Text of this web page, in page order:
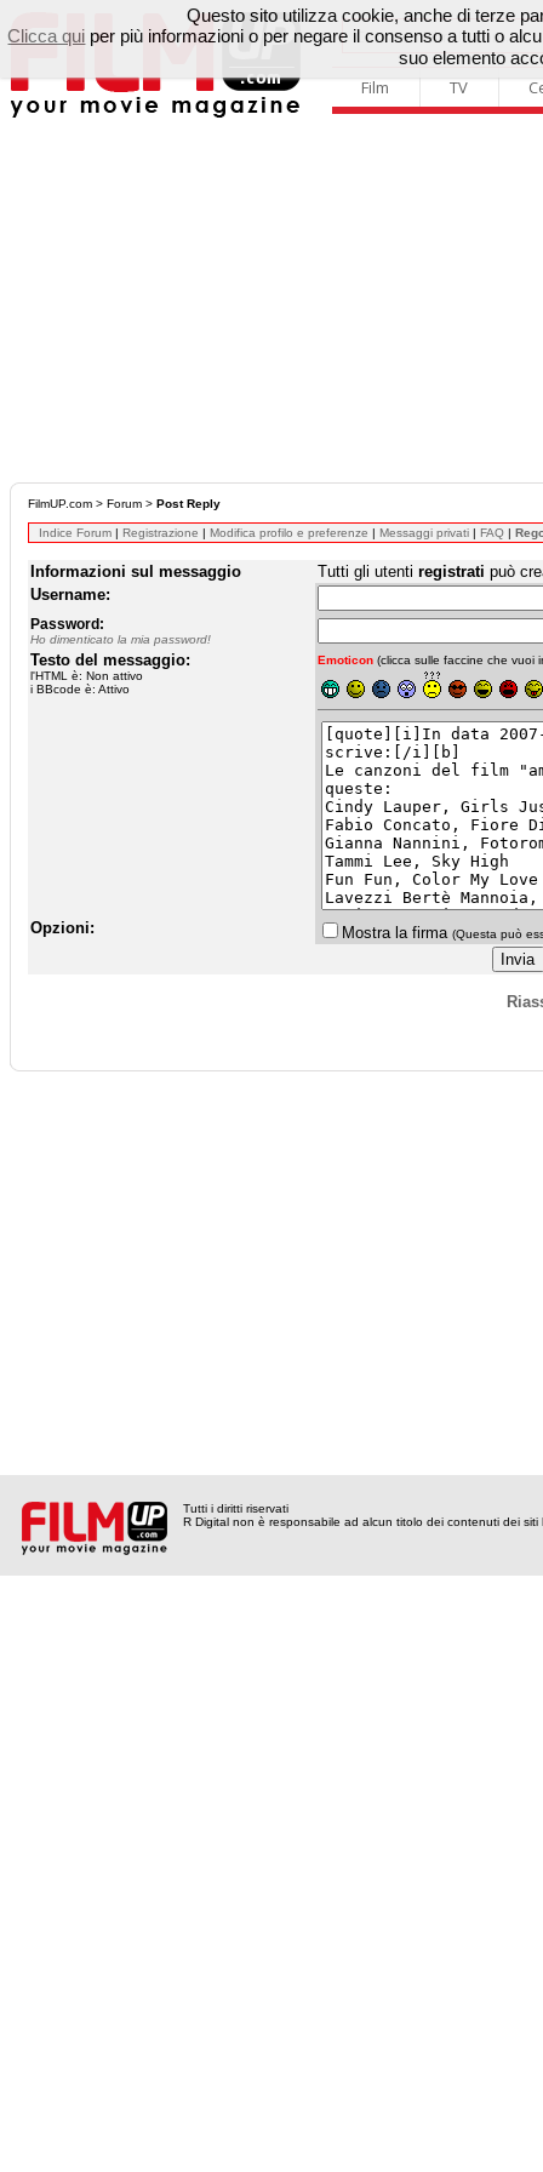
Film TV
FilmUP.com > Forum > Post Reply
Indice Forum | Registrazione | Modifica profilo e preferenze | Messaggi privati | FAQ |
Informazioni sul messaggio Tutti gli utenti registrati può
Username:
Password:
Ho dimenticato la mia password!
Testo del messaggio:
l'HTML è: Non attivo
i BBcode è: Attivo
Emoticon (clicca sulle faccine che vuoi
Opzioni: Mostra la firma (Questa può
Tutti i diritti riservati
R Digital non è responsabile ad alcun titolo dei contenuti dei siti
Questo sito utilizza cookie, anche di terze
Clicca qui per più informazioni o per negare il consenso a tutti o
suo elemento